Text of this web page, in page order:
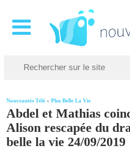
Nouveautés Télé »Plus Belle La Vie
Abdel et Mathias
Alison rescapée du
belle la vie 24/09/2019